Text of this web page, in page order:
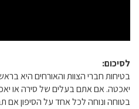
לסיכום:
בטיחות חברי הצוות והאורחים היא
יאכטה. אם אתם בעלים של סירה או
בטוחה ונוחה לכל אחד על הסיפון אם